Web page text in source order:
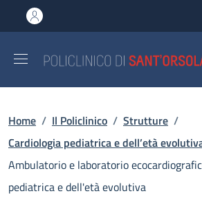
al contenuto principale
to footer content
Briciole di pane
Home / Il Policlinico / Strutture /
Cardiologia pediatrica e dell’età
Ambulatorio e laboratorio
pediatrica e dell'età evolutiva